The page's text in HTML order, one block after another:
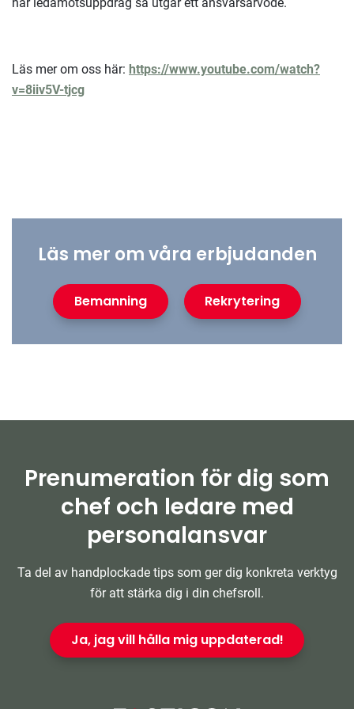
Läs mer om oss här: https://www.youtube.com/watch?
v=8iiv5V-tjcg
Läs mer om våra erbjudanden
Bemanning Rekrytering
Prenumeration för dig som
chef och ledare med
personalansvar
Ta del av handplockade tips som ger dig konkreta verktyg
för att stärka dig i din chefsroll.
Ja, jag vill hålla mig uppdaterad!